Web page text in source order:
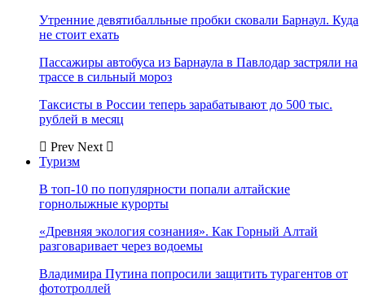
Утренние девятибалльные пробки сковали Барнаул. Куда
не стоит ехать
Пассажиры автобуса из Барнаула в Павлодар застряли на
трассе в сильный мороз
Таксисты в России теперь зарабатывают до 500 тыс.
рублей в месяц
Prev Next
Туризм
В топ-10 по популярности попали алтайские
горнолыжные курорты
«Древняя экология сознания». Как Горный Алтай
разговаривает через водоемы
Владимира Путина попросили защитить турагентов от
фототроллей